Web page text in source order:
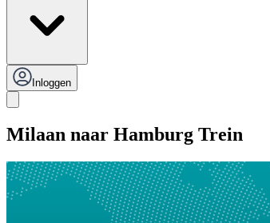
Inloggen
Milaan naar Hamburg Trein